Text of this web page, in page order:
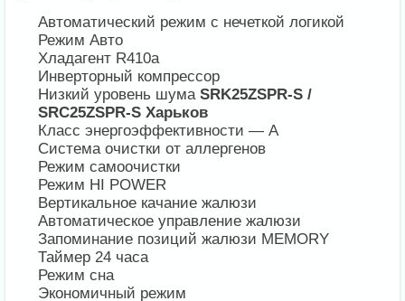
Автоматический режим с нечеткой логикой
Режим Авто
Хладагент R410a
Инверторный компрессор
Низкий уровень шумаSRK25ZSPR-S /
SRC25ZSPR-S Харьков
Класс энергоэффективности — А
Система очистки от аллергенов
Режим самоочистки
Режим HI POWER
Вертикальное качание жалюзи
Автоматическое управление жалюзи
Запоминание позиций жалюзи MEMORY
Таймер 24 часа
Режим сна
Экономичный режим